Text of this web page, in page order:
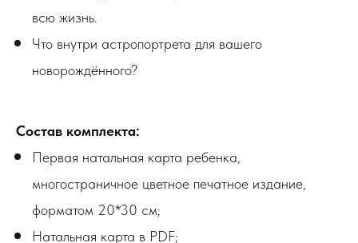
всю жизнь.
Что внутри астропортрета для вашего
новорождённого?
Состав комплекта:
Первая натальная карта ребенка,
многостраничное цветное печатное издание,
форматом 20*30 см;
Натальная карта в PDF;